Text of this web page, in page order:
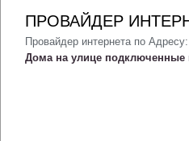
ПРОВАЙДЕР
Провайдер интернета по
Дома на улице